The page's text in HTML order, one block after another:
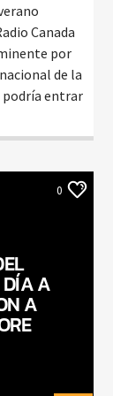
Canada
por
de la
podría entrar
0
DÍA A
A